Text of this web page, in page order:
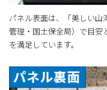
パネル表面は、「美しい山
管理・国土保全局）で目安
を満足しています。